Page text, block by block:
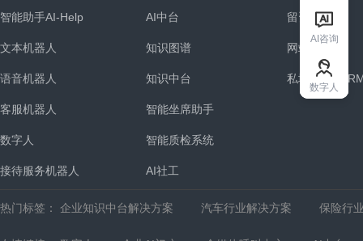
智能助手AI-Help
文本机器人
语音机器人
客服机器人
数字人
接待服务机器人
AI中台
知识图谱
知识中台
智能坐席助手
智能质检系统
AI社工
留资机器人
网站建设
私域营销
热门标签： 企业知识中台解决方案 汽车行业解决方案 保险行
AI咨询
数字人